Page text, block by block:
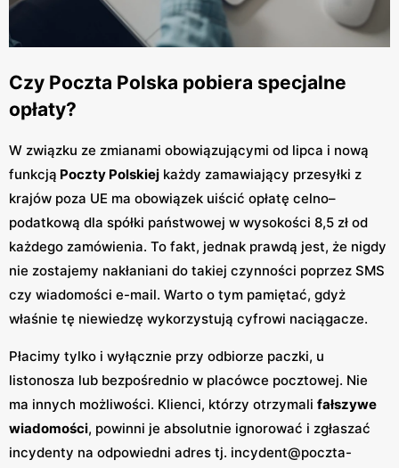
Czy Poczta Polska pobiera specjalne
opłaty?
W związku ze zmianami obowiązującymi od lipca i nową
funkcją Poczty Polskiej każdy zamawiający przesyłki z
krajów poza UE ma obowiązek uiścić opłatę celno–
podatkową dla spółki państwowej w wysokości 8,5 zł od
każdego zamówienia. To fakt, jednak prawdą jest, że nigdy
nie zostajemy nakłaniani do takiej czynności poprzez SMS
czy wiadomości e-mail. Warto o tym pamiętać, gdyż
właśnie tę niewiedzę wykorzystują cyfrowi naciągacze.
Płacimy tylko i wyłącznie przy odbiorze paczki, u
listonosza lub bezpośrednio w placówce pocztowej. Nie
ma innych możliwości. Klienci, którzy otrzymali fałszywe
wiadomości, powinni je absolutnie ignorować i zgłaszać
incydenty na odpowiedni adres tj. incydent@poczta-